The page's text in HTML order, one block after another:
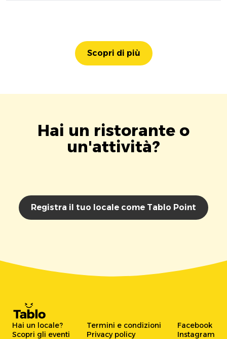
Scopri di più
Hai un ristorante o
un'attività?
Registra il tuo locale come Tablo Point
Hai un locale?
Scopri gli eventi
Termini e condizioni
Privacy policy
Facebook
Instagram